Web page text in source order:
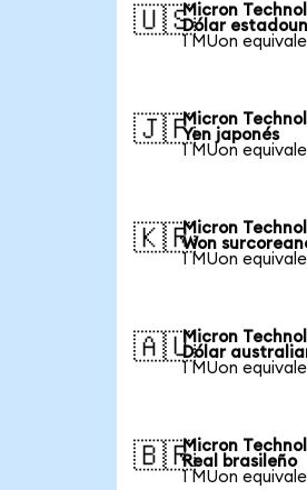
🇺🇸Micron
Dólar
1 MUon
🇯🇵Micron
Yen japonés
1 MUon
🇰🇷Micron
Won
1 MUon
🇦🇺Micron
Dólar
1 MUon
🇧🇷Micron
Real brasileño
1 MUon